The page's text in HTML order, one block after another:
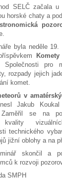
SELČ začala u
horské chaty a
byla neděle
pro
rozpady jejich
komet.
v
Jakub
Zaměřil se na
kvality
technického
jižní oblohy a na
skončil a
k rozvoji
SMPH